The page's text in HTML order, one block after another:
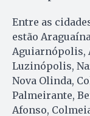
Entre as
estão
Aguiarnópolis,
Luzinópolis,
Nova Olinda,
Palmeirante,
Afonso,